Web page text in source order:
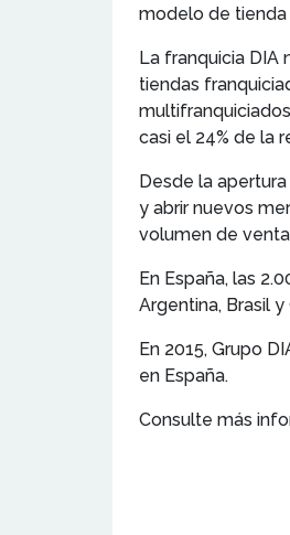
modelo de tienda
La franquicia DIA
tiendas
casi el 24% de la
Desde la
y abrir nuevos
volumen de
En España, las
Argentina, Brasil
En 2015, Grupo
en España.
Consulte más